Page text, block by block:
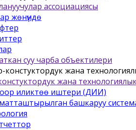
ассоциациясы
жѳнүндѳ
суу чарба объектилери
жана
иликтѳѳ иштери (ДИИ)
башкаруу